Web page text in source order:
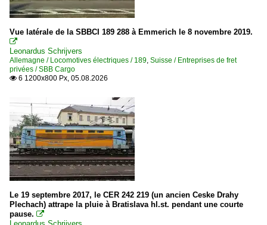
Vue latérale de la SBBCI 189 288 à Emmerich le 8 novembre 2019.

Leonardus Schrijvers
Allemagne / Locomotives électriques / 189, Suisse / Entreprises de fret
privées / SBB Cargo
 6 1200x800 Px, 05.08.2026
Le 19 septembre 2017, le CER 242 219 (un ancien Ceske Drahy
Plechach) attrape la pluie à Bratislava hl.st. pendant une courte
pause. 